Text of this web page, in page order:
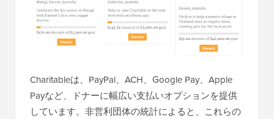
Charitableは、PayPal、ACH、Google Pay、Apple
Payなど、ドナーに幅広い支払いオプションを提供
しています。非営利団体の統計によると、これらの